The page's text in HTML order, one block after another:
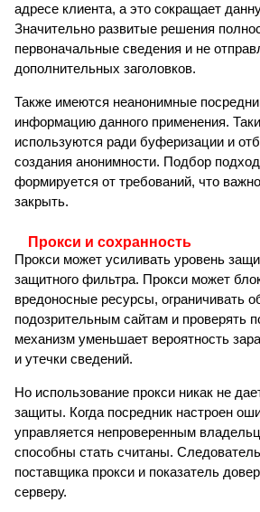
адресе клиента, а это сокращает
Значительно развитые решения
первоначальные сведения и не
дополнительных заголовков.
Также имеются неанонимные
информацию данного применения.
используются ради буферизации и
создания анонимности. Подбор
формируется от требований, что
закрыть.
Прокси и сохранность
Прокси может усиливать уровень
защитного фильтра. Прокси может
вредоносные ресурсы, ограничивать
подозрительным сайтам и проверять
механизм уменьшает вероятность
и утечки сведений.
Но использование прокси никак не
защиты. Когда посредник настроен
управляется непроверенным
способны стать считаны.
поставщика прокси и показатель
серверу.